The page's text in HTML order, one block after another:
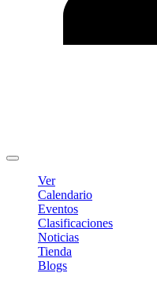
Ver
Calendario
Eventos
Clasificaciones
Noticias
Tienda
Blogs